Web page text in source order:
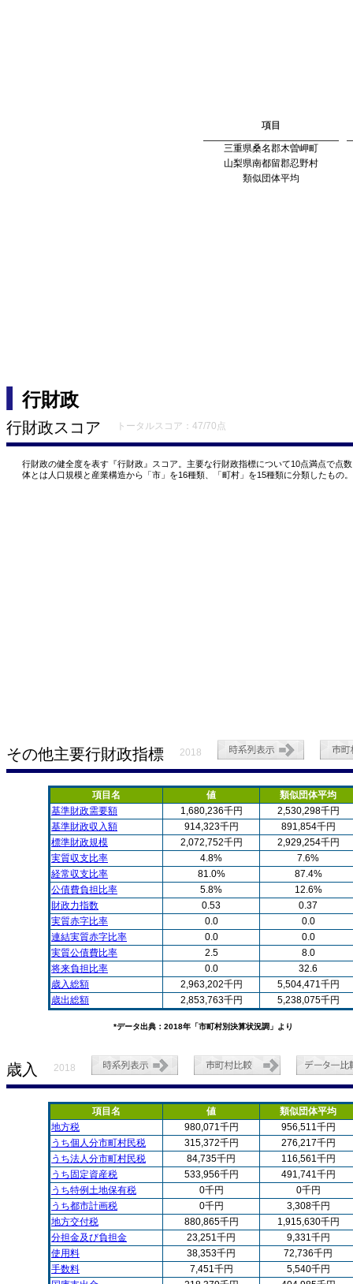
項目
三重県桑名郡木曽岬町
山梨県南都留郡忍野村
類似団体平均
行財政
行財政スコア トータルスコア：47/70点
行財政の健全度を表す『行財政』スコア。主要な行財政指標について10点満点で点
体とは人口規模と産業構造から「市」を16種類、「町村」を15種類に分類したもの
その他主要行財政指標 2018
項目名 値
類似団体平均
基準財政需要額
1,680,236千円
2,530,298千円
基準財政収入額
914,323千円
891,854千円
標準財政規模
2,072,752千円
2,929,254千円
実質収支比率
4.8%
7.6%
経常収支比率
81.0%
87.4%
公債費負担比率
5.8%
12.6%
財政力指数
0.53
0.37
実質赤字比率
0.0
0.0
連結実質赤字比率
0.0
0.0
実質公債費比率
2.5
8.0
将来負担比率
0.0
32.6
歳入総額
2,963,202千円
5,504,471千円
歳出総額
2,853,763千円 5,238,075千円
*データ出典：2018年「市町村別決算状況調」より
歳入 2018
項目名 値
類似団体平均
地方税
980,071千円
956,511千円
うち個人分市町村民税
315,372千円
276,217千円
うち法人分市町村民税
84,735千円
116,561千円
うち固定資産税
533,956千円
491,741千円
うち特例土地保有税
0千円
0千円
うち都市計画税
0千円
3,308千円
地方交付税
880,865千円
1,915,630千円
分担金及び負担金
23,251千円
9,331千円
使用料
38,353千円
72,736千円
手数料
7,451千円
5,540千円